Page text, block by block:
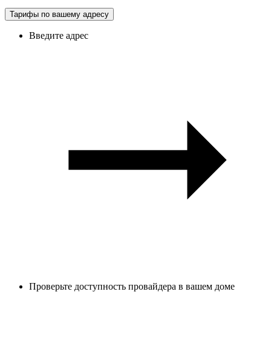
Тарифы по вашему адресу
Введите адрес
Проверьте доступность провайдера в вашем доме